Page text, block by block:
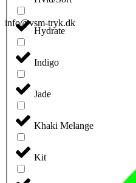
Hydrate
Indigo
Jade
Khaki Melange
Kit
info@vsm-tryk.dk